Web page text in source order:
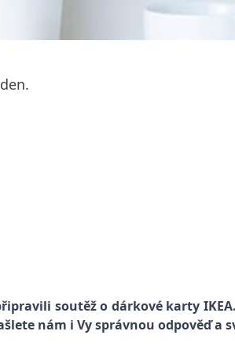
soutěž o dárkové karty
nám i Vy správnou odpověď a